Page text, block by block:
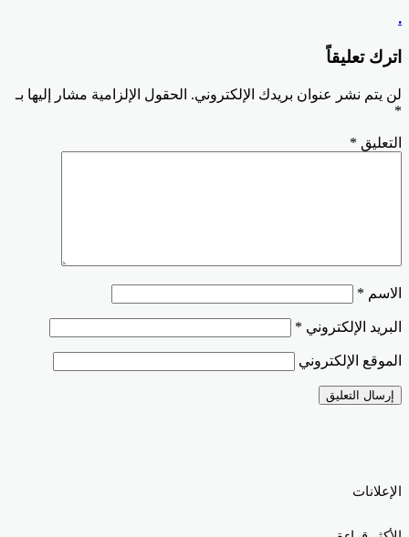
اترك تعليقاً
لن يتم نشر عنوان بريدك الإلكتروني. الحقول الإلزامية مشار إليها بـ
التعليق*
الاسم*
البريد الإلكتروني *
الموقع الإلكتروني
الإعلانات